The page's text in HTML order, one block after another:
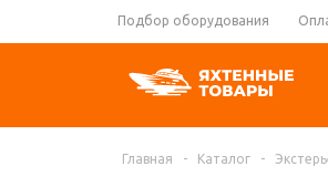
Подбор оборудования
Главная - Каталог -